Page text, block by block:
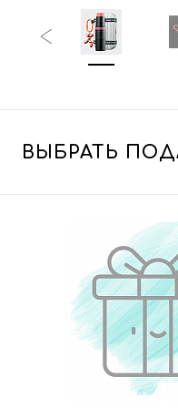
ВЫБРАТЬ